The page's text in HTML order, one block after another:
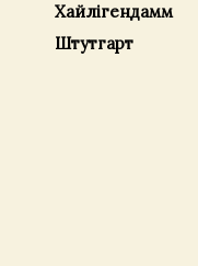
Хайлігендамм
Штутгарт